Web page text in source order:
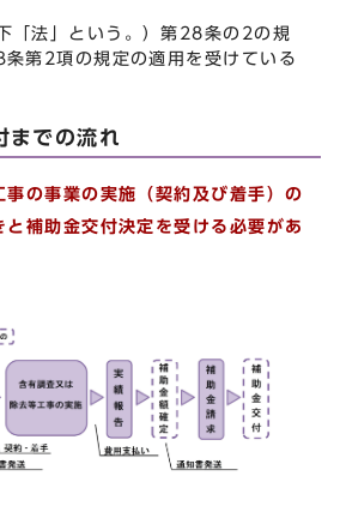
「法」という。）第28条の2の規
第2項の規定の適用を受けている
での流れ
事の事業の実施（契約及び着手）の
と補助金交付決定を受ける必要があ